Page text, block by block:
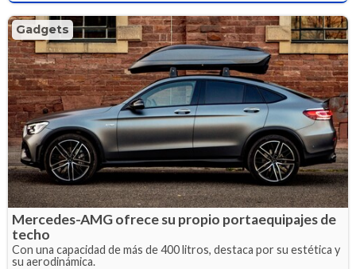
Gadgets
Mercedes-AMG ofrece su propio portaequipajes de
techo
Con una capacidad de más de 400 litros, destaca por su estética y
su aerodinámica.